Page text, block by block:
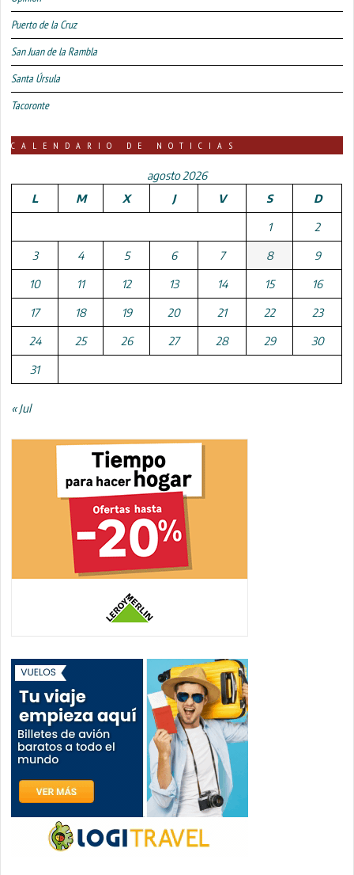
Puerto de la Cruz
San Juan de la Rambla
Santa Úrsula
Tacoronte
CALENDARIO DE NOTICIAS
agosto 2026
L
M X J V S D
1 2
3 4 5 6 7 8 9
10 11 12 13 14 15 16
17 18 19 20 21 22 23
24 25 26 27 28 29 30
31
« Jul